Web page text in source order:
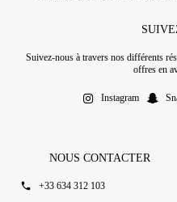
Suivez-nous à travers nos différents
offres en
Instagram
NOUS CONTACTER
+33 634 312 103